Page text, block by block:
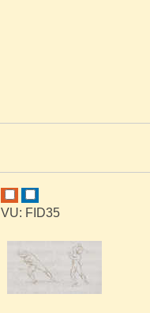
VU: FID35